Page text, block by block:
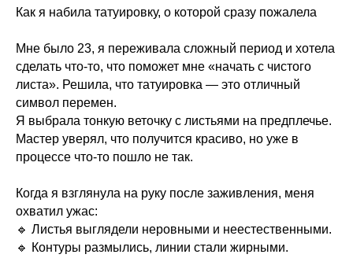
Как я набила татуировку, о которой сразу пожалела
Мне было 23, я переживала сложный период и хотела
сделать что-то, что поможет мне «начать с чистого
листа». Решила, что татуировка — это отличный
символ перемен.
Я выбрала тонкую веточку с листьями на предплечье.
Мастер уверял, что получится красиво, но уже в
процессе что-то пошло не так.
Когда я взглянула на руку после заживления, меня
охватил ужас:
🔹 Листья выглядели неровными и неестественными.
🔹 Контуры размылись, линии стали жирными.